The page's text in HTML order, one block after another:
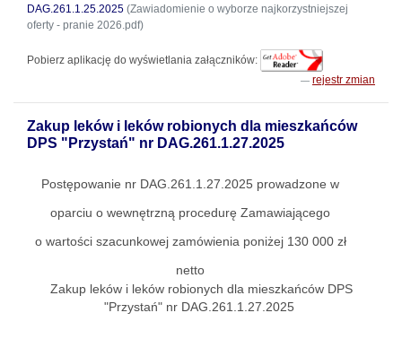
DAG.261.1.25.2025 (Zawiadomienie o wyborze najkorzystniejszej
oferty - pranie 2026.pdf)
Pobierz aplikację do wyświetlania załączników:
rejestr zmian
Zakup leków i leków robionych dla mieszkańców
DPS "Przystań" nr DAG.261.1.27.2025
Postępowanie nr DAG.261.1.27.2025 prowadzone w
oparciu o wewnętrzną procedurę Zamawiającego
o wartości szacunkowej zamówienia poniżej 130 000 zł
netto
Zakup leków i leków robionych dla mieszkańców DPS
"Przystań" nr DAG.261.1.27.2025